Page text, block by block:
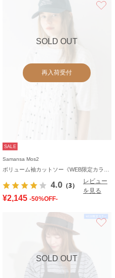
SOLD OUT
再入荷受付
SALE
Samansa Mos2
4.0 （3）
レビュー
を見る
¥2,145 -50%OFF-
SOLD OUT